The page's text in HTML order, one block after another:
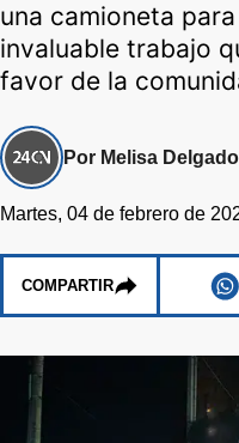
una camioneta
invaluable trabajo
favor de la
Por Melisa
Martes, 04 de febrero de
COMPARTIR